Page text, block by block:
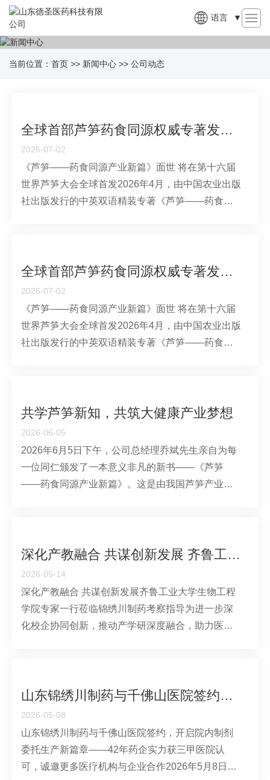
语言 ▼
当前位置： 首页 >> 新闻中心 >> 公司动态
全球首部芦笋药食同源权威专著发布 为特色农业大健康产业发展赋能指路
2026-07-02
《芦笋——药食同源产业新篇》面世 将在第十六届
世界芦笋大会全球首发2026年4月，由中国农业出版
社出版发行的中英双语精装专著《芦笋——药食同
作。该书将于6月22日在韩国举办的第十六···
全球首部芦笋药食同源权威专著发布 为特色农业大健康产业发展赋能指路
2026-07-02
《芦笋——药食同源产业新篇》面世 将在第十六届
世界芦笋大会全球首发2026年4月，由中国农业出版
社出版发行的中英双语精装专著《芦笋——药食同
作。该书将于6月22日在韩国举办的第十六···
共学芦笋新知，共筑大健康产业梦想
2026-06-05
2026年6月5日下午，公司总经理乔斌先生亲自为每
一位同仁颁发了一本意义非凡的新书——《芦笋
——药食同源产业新篇》。这是由我国芦笋产业首
余年的研究成
深化产教融合 共谋创新发展 齐鲁工业大学生物工程学院专家一行莅临锦绣川制药考察指导
2026-05-14
深化产教融合 共谋创新发展齐鲁工业大学生物工程
学院专家一行莅临锦绣川制药考察指导为进一步深
化校企协同创新，推动产学研深度融合，助力医药
司，开展实地考察与技术指导工作。公司
山东锦绣川制药与千佛山医院签约，开启院内制剂委托生产新篇章
2026-05-08
山东锦绣川制药与千佛山医院签约，开启院内制剂
委托生产新篇章——42年药企实力获三甲医院认
可，诚邀更多医疗机构与企业合作2026年5月8日，